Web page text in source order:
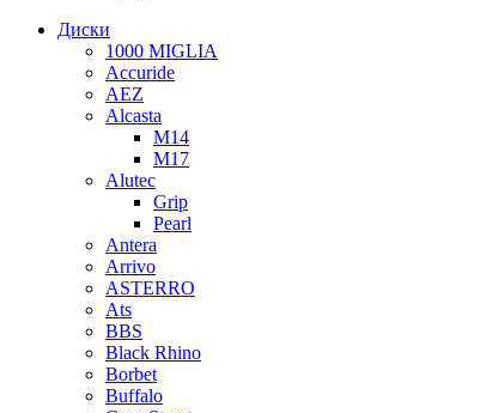
Диски
1000 MIGLIA
Accuride
AEZ
Alcasta
M14
M17
Alutec
Grip
Pearl
Antera
Arrivo
ASTERRO
Ats
BBS
Black Rhino
Borbet
Buffalo